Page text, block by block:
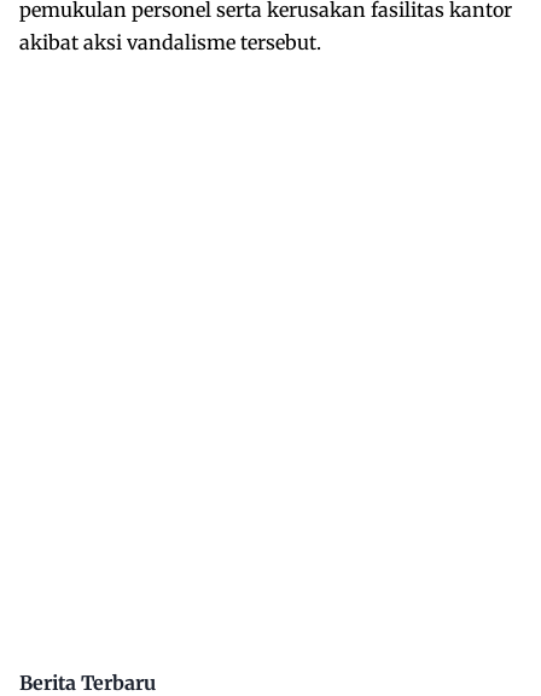
pemukulan personel serta kerusakan fasilitas kantor
akibat aksi vandalisme tersebut.
Berita Terbaru